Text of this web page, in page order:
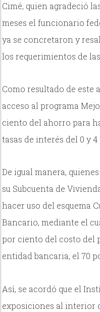
Cimé, quien agradeció
meses el funcionario
ya se concretaron y
los requerimientos de
Como resultado de este
acceso al programa
ciento del ahorro para
tasas de interés del 0 y
De igual manera,
su Subcuenta de
hacer uso del esquema
Bancario, mediante el
por ciento del costo del
entidad bancaria, el 70
Así, se acordó que el
exposiciones al interior